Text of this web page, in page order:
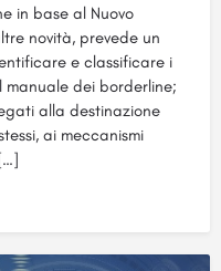
in base al Nuovo
novità, prevede un
e classificare i
manuale dei borderline;
alla destinazione
ai meccanismi